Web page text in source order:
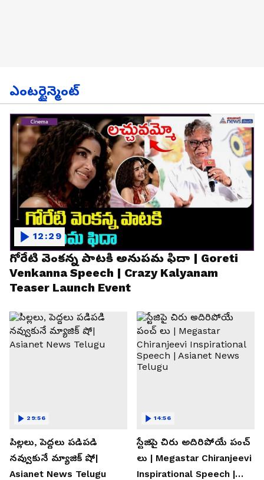
ఎంటర్టైన్మెంట్
గోరేటి వెంకన్న పాటకి అనుపమ ఫిదా | Goreti
Venkanna Speech | Crazy Kalyanam
Teaser Launch Event
12:29
పిల్లలు, పెద్దలు పడిపడి
నవ్వుకునే మ్యాజిక్ షో|
Asianet News Telugu
29:56
స్టేజిపై చిరు అదిరిపోయే పంచ్
లు | Megastar Chiranjeevi
Inspirational Speech |
14:56